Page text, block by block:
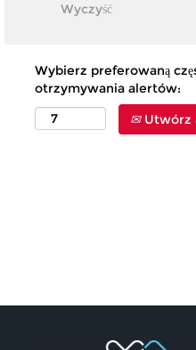
Wyczyść
Wybierz preferowaną
otrzymywania alertów:
Utwórz